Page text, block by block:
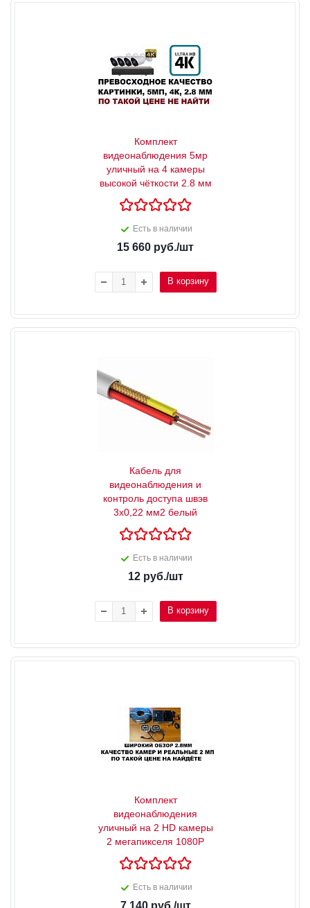
Комплект
видеонаблюдения 5мр
уличный на 4 камеры
высокой чёткости 2.8 мм
Есть в наличии
15 660 руб./шт
В корзину
Кабель для
видеонаблюдения и
контроль доступа швэв
3х0,22 мм2 белый
Есть в наличии
12руб./шт
В корзину
Комплект
видеонаблюдения
уличный на 2 HD камеры
2 мегапикселя 1080P
Есть в наличии
7 140руб. /шт